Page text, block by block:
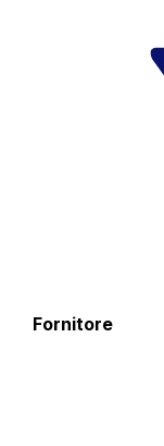
Fornitore